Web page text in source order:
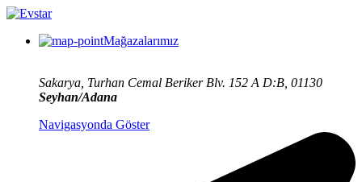
Mağazalarımız
Sakarya, Turhan Cemal Beriker Blv. 152 A D:B, 01130
Seyhan/Adana
Navigasyonda Göster